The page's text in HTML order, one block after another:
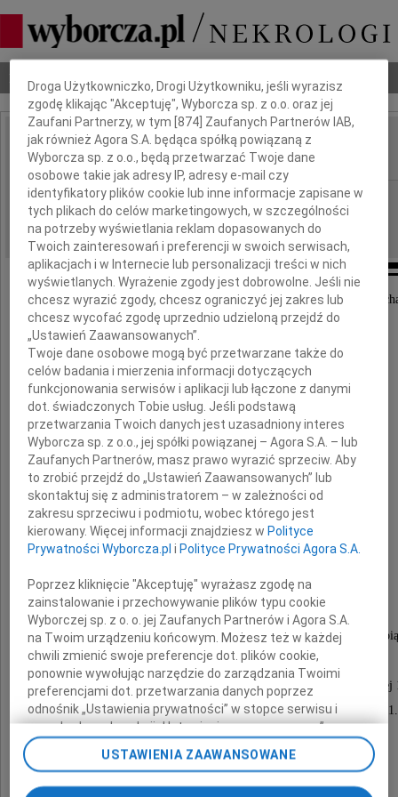
Nekrologi Odeszli Poradnik pogrzebowy
IMIĘ I NAZWISKO: Rafał Wiśniewski
REGION: Poznań
DATA EMISJI: 29.01.2013
"Zawołałem z ucisku do Pana, Pan mnie
i wywiódł na wolność"
Psalm 118
Przepełnieni głębokim żalem zawiadamiamy,
że dnia 25 stycznia 2013 roku odszedł
nasz ukochany Mąż, Tata, Syn, Brat
Rafał Wiśniewski
Msza święta pogrzebowa zostanie odprawiona w
1 lutego 2013 roku o godzinie 10.00
w kościele pw. św. Rodziny przy ulicy Promienistej
Rafała pożegnamy tego samego dnia o godzinie
na Cmentarzu Junikowo w Poznaniu.
W smutku pogrążeni
Dbamy o Twoją prywatność
Droga Użytkowniczko, Drogi Użytkowniku, jeśli wyrazisz
zgodę klikając "Akceptuję", Wyborcza sp. z o.o. oraz jej
Zaufani Partnerzy, w tym [874 ] Zaufanych Partnerów IAB,
jak również Agora S.A. będąca spółką powiązaną z
Wyborcza sp. z o.o., będą przetwarzać Twoje dane
osobowe takie jak adresy IP, adresy e-mail czy
identyfikatory plików cookie lub inne informacje zapisane w
tych plikach do celów marketingowych, w szczególności
na potrzeby wyświetlania reklam dopasowanych do
Twoich zainteresowań i preferencji w swoich serwisach,
aplikacjach i w Internecie lub personalizacji treści w nich
wyświetlanych. Wyrażenie zgody jest dobrowolne. Jeśli nie
chcesz wyrazić zgody, chcesz ograniczyć jej zakres lub
chcesz wycofać zgodę uprzednio udzieloną przejdź do
„Ustawień Zaawansowanych”.
Twoje dane osobowe mogą być przetwarzane także do
celów badania i mierzenia informacji dotyczących
funkcjonowania serwisów i aplikacji lub łączone z danymi
dot. świadczonych Tobie usług. Jeśli podstawą
przetwarzania Twoich danych jest uzasadniony interes
Wyborcza sp. z o.o., jej spółki powiązanej – Agora S.A. – lub
Zaufanych Partnerów, masz prawo wyrazić sprzeciw. Aby
to zrobić przejdź do „Ustawień Zaawansowanych” lub
skontaktuj się z administratorem – w zależności od
zakresu sprzeciwu i podmiotu, wobec którego jest
kierowany. Więcej informacji znajdziesz w Polityce
Prywatności Wyborcza.pl i Polityce Prywatności Agora S.A.
Poprzez kliknięcie "Akceptuję" wyrażasz zgodę na
zainstalowanie i przechowywanie plików typu cookie
Wyborczej sp. z o. o. jej Zaufanych Partnerów i Agora S.A.
na Twoim urządzeniu końcowym. Możesz też w każdej
chwili zmienić swoje preferencje dot. plików cookie,
ponownie wywołując narzędzie do zarządzania Twoimi
preferencjami dot. przetwarzania danych poprzez
odnośnik „Ustawienia prywatności” w stopce serwisu i
przechodząc do sekcji „Ustawienia zaawansowane”.
Zmiana ustawień plików cookie możliwa jest także za
pomocą ustawień przeglądarki.
USTAWIENIA ZAAWANSOWANE